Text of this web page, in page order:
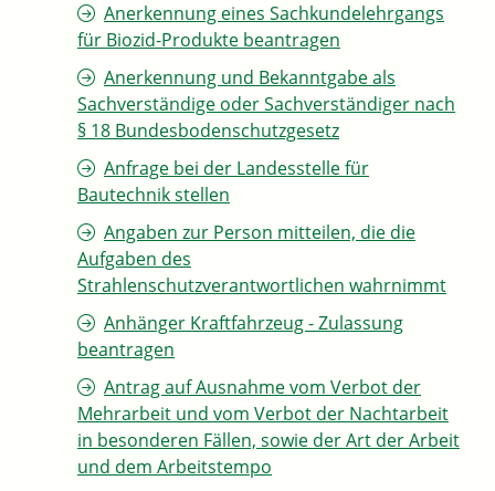
Anerkennung eines Sachkundelehrgangs
für Biozid-Produkte beantragen
Anerkennung und Bekanntgabe als
Sachverständige oder Sachverständiger nach
§ 18 Bundesbodenschutzgesetz
Anfrage bei der Landesstelle für
Bautechnik stellen
Angaben zur Person mitteilen, die die
Aufgaben des
Strahlenschutzverantwortlichen wahrnimmt
Anhänger Kraftfahrzeug - Zulassung
beantragen
Antrag auf Ausnahme vom Verbot der
Mehrarbeit und vom Verbot der Nachtarbeit
in besonderen Fällen, sowie der Art der Arbeit
und dem Arbeitstempo